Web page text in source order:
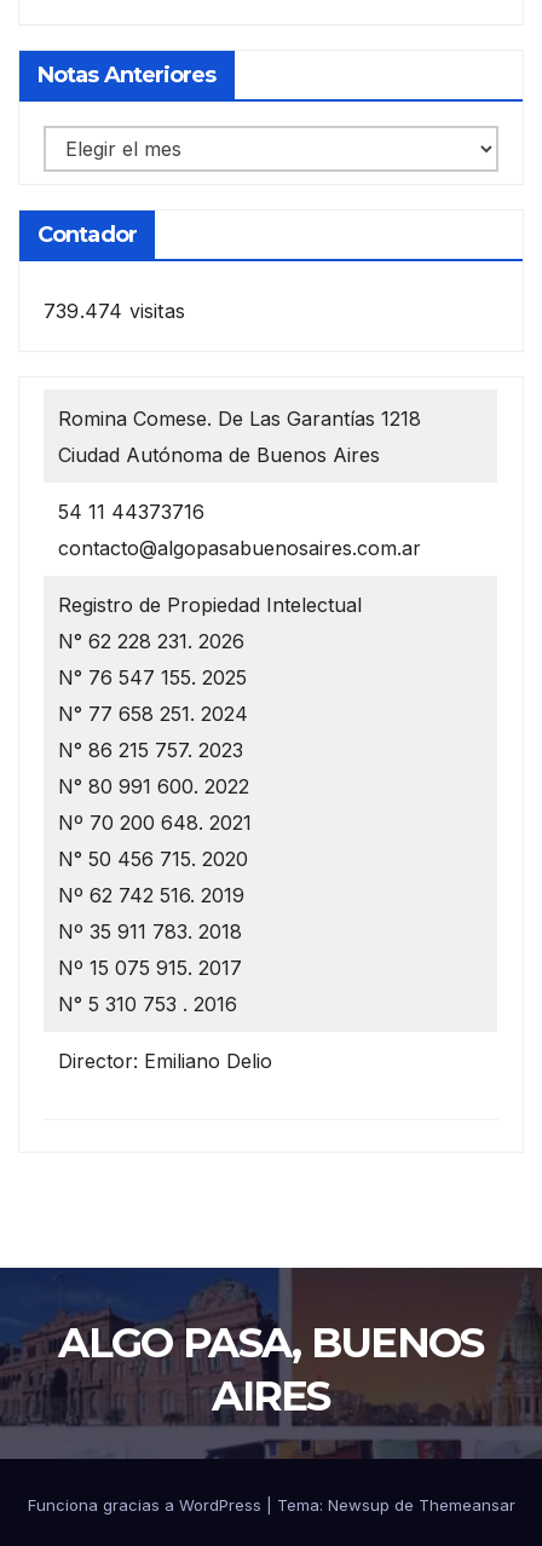
Notas Anteriores
Notas
anteriores
Contador
739.474 visitas
Romina Comese. De Las Garantías 1218
Ciudad Autónoma de Buenos Aires
54 11 44373716
contacto@algopasabuenosaires.com.ar
Registro de Propiedad Intelectual
N° 62 228 231. 2026
N° 76 547 155. 2025
N° 77 658 251. 2024
N° 86 215 757. 2023
N° 80 991 600. 2022
Nº 70 200 648. 2021
N° 50 456 715. 2020
Nº 62 742 516. 2019
Nº 35 911 783. 2018
Nº 15 075 915. 2017
N° 5 310 753 . 2016
Director: Emiliano Delio
ALGO PASA, BUENOS
AIRES
Funciona gracias a WordPress Tema: Newsup de Themeansar